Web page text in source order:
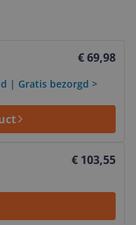
€ 69,98
| Gratis bezorgd >
€ 103,55